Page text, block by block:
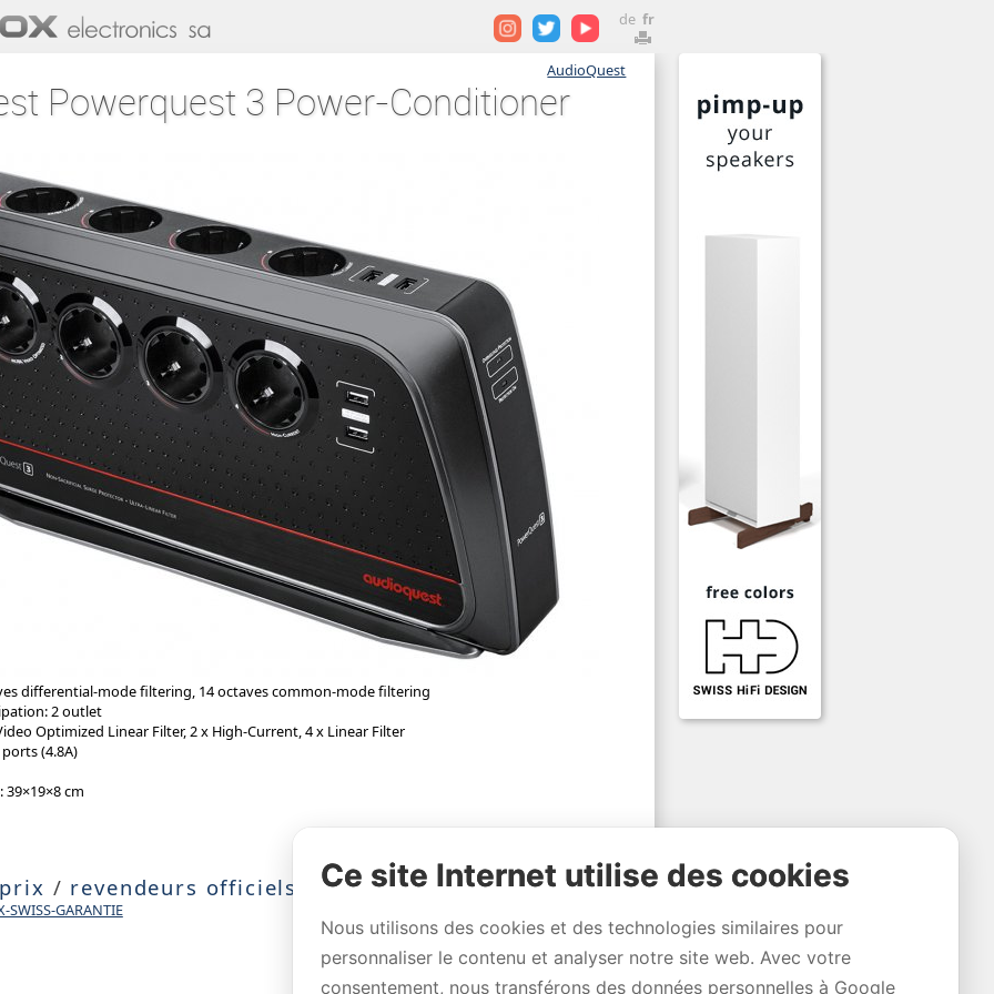
de fr
AudioQuest
Powerquest 3 Power-Conditioner
differential-mode filtering, 14 octaves common-mode filtering
2 outlet
Optimized Linear Filter, 2 x High-Current, 4 x Linear Filter
(4.8A)
cm
/ revendeurs officiels
SWISS-GARANTIE
Ce site Internet utilise des cookies
Nous utilisons des cookies et des technologies similaires pour
personnaliser le contenu et analyser notre site web. Avec votre
consentement, nous transférons des données personnelles à Google